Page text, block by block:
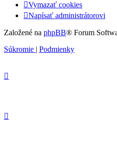
Vymazať cookies
Napísať administrátorovi
Založené na phpBB® Forum
Súkromie
Podmienky